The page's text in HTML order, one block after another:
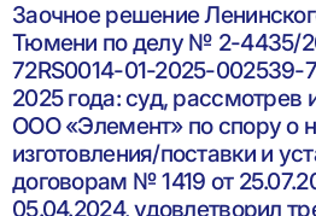
Заочное решение
Тюмени по делу № 2-4435/
72RS0014-01-2025-002539-
2025 года: суд, рассмотрев
ООО «Элемент» по спору о
изготовления/поставки и
договорам № 1419 от
05.04.2024, удовлетворил